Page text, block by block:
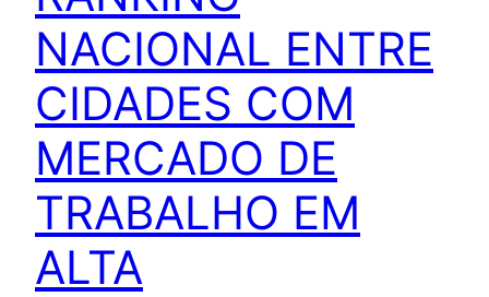
NACIONAL ENTRE
CIDADES COM
MERCADO DE
TRABALHO EM
ALTA